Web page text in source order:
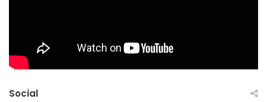
Social